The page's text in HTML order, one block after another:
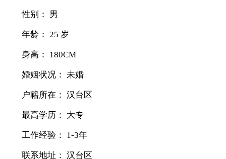
性别： 男
年龄： 25 岁
身高： 180CM
婚姻状况： 未婚
户籍所在： 汉台区
最高学历： 大专
工作经验： 1-3年
联系地址： 汉台区